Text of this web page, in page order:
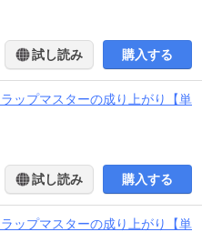
試し読み 購入する
ップマスターの成り上がり【単
試し読み 購入する
ップマスターの成り上がり【単